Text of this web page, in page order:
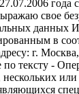
года
свое
данных
в
г.
по тексту -